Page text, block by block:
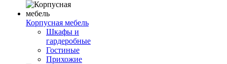
Корпусная мебель
Шкафы и
гардеробные
Гостиные
Прихожие